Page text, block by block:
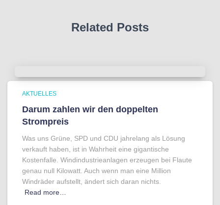
Related Posts
AKTUELLES
Darum zahlen wir den doppelten
Strompreis
Was uns Grüne, SPD und CDU jahrelang als Lösung
verkauft haben, ist in Wahrheit eine gigantische
Kostenfalle. Windindustrieanlagen erzeugen bei Flaute
genau null Kilowatt. Auch wenn man eine Million
Windräder aufstellt, ändert sich daran nichts.
Read more…